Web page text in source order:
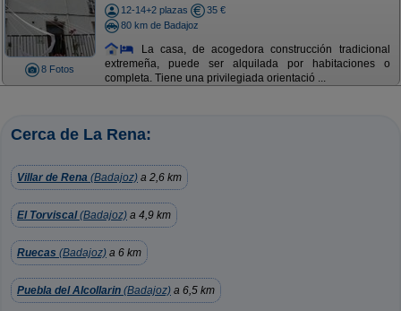
8 Fotos
12-14+2 plazas
35 €
80 km de Badajoz
La casa, de acogedora construcción tradicional
extremeña, puede ser alquilada por habitaciones o
completa. Tiene una privilegiada orientació ...
Cerca de La Rena:
Villar de Rena (Badajoz) a 2,6 km
El Torviscal(Badajoz) a 4,9 km
Ruecas (Badajoz) a 6 km
Puebla del Alcollarin (Badajoz) a 6,5 km